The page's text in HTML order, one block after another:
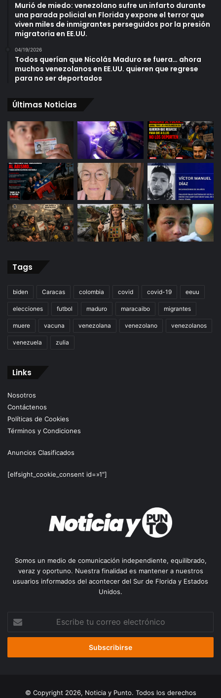
Murió de miedo: venezolano sufre un infarto durante
una parada policial en Florida y expone el terror que
viven miles de inmigrantes perseguidos por la presión
migratoria en EE.UU.
04/19/2026
Todos querían que Nicolás Maduro se fuera… ahora
muchos venezolanos en EE.UU. quieren que regrese
para no ser deportados
Últimas Noticias
Tags
biden Caracas colombia covid covid-19 eeuu
elecciones futbol maduro maracaibo migrantes
muere vacuna venezolana venezolano venezolanos
venezuela zulia
Links
Nosotros
Contáctenos
Políticas de Cookies
Términos y Condiciones
Anuncios Clasificados
[elfsight_cookie_consent id=»1″]
Somos un medio de comunicación independiente, equilibrado,
veraz y oportuno. Nuestra finalidad es mantener a nuestros
usuarios informados del acontecer del Sur de Florida y Estados
Unidos.
correo
© Copyright 2026, Noticia y Punto. Todos los derechos